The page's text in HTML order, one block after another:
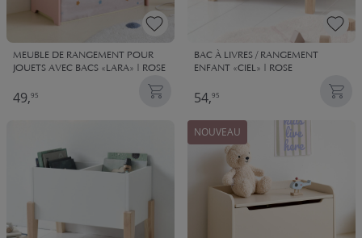
MEUBLE DE RANGEMENT POUR
JOUETS AVEC BACS «LARA» | ROSE
49,95
BAC À LIVRES / RANGEMENT
ENFANT «CIEL» | ROSE
54,95
NOUVEAU